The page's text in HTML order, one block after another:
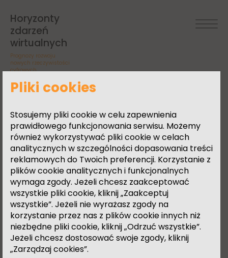
Horyzonty
zdarzeń
wirtualnych
Prognozy rozwoju
nowych rzeczywistości
cyfrowych
Paweł
Łazniak
postprodukcję i tworzenie efektów
wirtualnej oraz podobnych
zagadnień. W 2013 roku jako
pierwszy w Polsce sprzedał i
Damianem Karczewskim projekt
wykorzystujący gogle VR (Oculus)
pod marką VR-ONE. Następnie z
pasji, wspólnie z Damianem
Karczewskim i Adamem Cegielskim,
przekuł markę w biznes, tworząc
dobrze prosperującą firmę VR VISIO
GROUP S.A., obecnie: Ignibit S.A.
Aktualnie rozwija spółkę HexArt, w
której łączy zamiłowania filmowe z
technologiami, rozwiązując i
zawiązując na nowo złożone supełki
kodu w silniku UE4, a w
Pliki cookies
Stosujemy pliki cookie w celu zapewnienia
prawidłowego funkcjonowania serwisu. Możemy
również wykorzystywać pliki cookie w celach
analitycznych w szczególności dopasowania treści
reklamowych do Twoich preferencji. Korzystanie z
plików cookie analitycznych i funkcjonalnych
wymaga zgody. Jeżeli chcesz zaakceptować
wszystkie pliki cookie, kliknij „Zaakceptuj
wszystkie”. Jeżeli nie wyrażasz zgody na
korzystanie przez nas z plików cookie innych niż
niezbędne pliki cookie, kliknij „Odrzuć wszystkie”.
Jeżeli chcesz dostosować swoje zgody, kliknij
„Zarządzaj cookies”.